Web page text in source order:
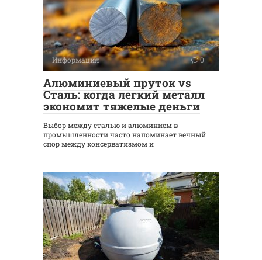
Информация 0
Алюминиевый пруток vs
Сталь: когда легкий металл
экономит тяжелые деньги
Выбор между сталью и алюминием в
промышленности часто напоминает вечный
спор между консерватизмом и